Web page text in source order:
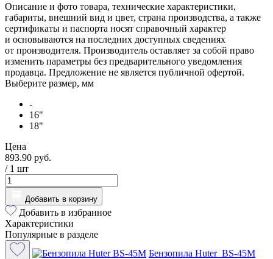
Описание и фото товара, технические характеристики,
габариты, внешний вид и цвет, страна производства, а также
сертификаты и паспорта носят справочный характер
и основываются на последних доступных сведениях
от производителя. Производитель оставляет за собой право
изменить параметры без предварительного уведомления
продавца. Предложение не является публичной офертой.
Выберите размер, мм
-
16"
18"
Цена
893.90 руб.
/ 1 шт
Добавить в корзину
Добавить в избранное
Характеристики
Популярные в разделе
Бензопила Huter BS-45М